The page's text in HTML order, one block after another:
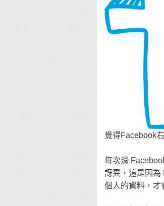
覺得Facebook
每次滑
訝異，這是因為
個人的資料，才